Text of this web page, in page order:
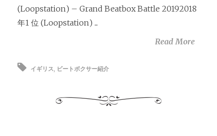
(Loopstation) – Grand Beatbox Battle 20192018
年1 位 (Loopstation) ...
Read More
イギリス, ビートボクサー紹介